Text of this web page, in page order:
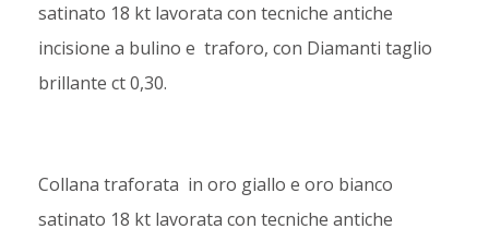
satinato 18 kt lavorata con tecniche antiche
incisione a bulino e traforo, con Diamanti taglio
brillante ct 0,30.
Collana traforata in oro giallo e oro bianco
satinato 18 kt lavorata con tecniche antiche